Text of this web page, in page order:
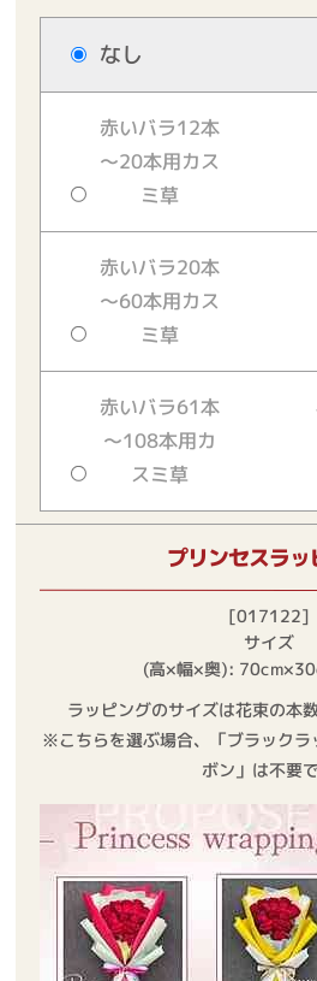
なし
赤いバラ12本
～20本用カス
ミ草
赤いバラ20本
～60本用カス
ミ草
赤いバラ61本
～108本用カ
スミ草
プリンセスラッ
[017122]
サイズ
(高×幅×奥):
ラッピングのサイズは花束の本
※こちらを選ぶ場合、「ブラックラ
ボン」は不要